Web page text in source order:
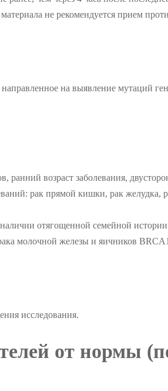
не рекомендуется прием
на выявление мутаций
возраст заболевания,
рак прямой кишки, рак
отягощенной семейной
молочной железы и яичников
исследования.
от нормы